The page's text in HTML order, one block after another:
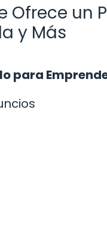
Ofrece un
y Más
para